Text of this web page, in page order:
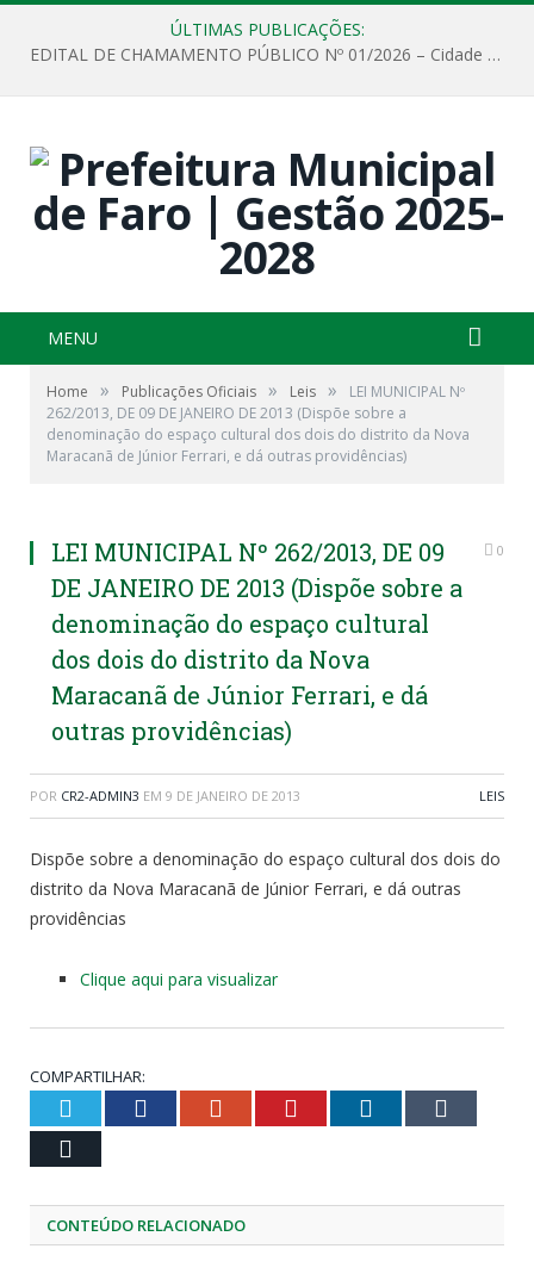
ÚLTIMAS PUBLICAÇÕES:
EDITAL DE CHAMAMENTO PÚBLICO Nº 01/2026 – Cidade de Faro
MENU
Home » Publicações Oficiais » Leis »
LEI MUNICIPAL Nº
262/2013, DE 09 DE JANEIRO DE 2013 (Dispõe sobre a
denominação do espaço cultural dos dois do distrito da Nova
Maracanã de Júnior Ferrari, e dá outras providências)
LEI MUNICIPAL Nº 262/2013, DE 09
DE JANEIRO DE 2013 (Dispõe sobre a
denominação do espaço cultural
dos dois do distrito da Nova
Maracanã de Júnior Ferrari, e dá
outras providências)
0
POR CR2-ADMIN3 EM 9 DE JANEIRO DE 2013 LEIS
Dispõe sobre a denominação do espaço cultural dos dois do
distrito da Nova Maracanã de Júnior Ferrari, e dá outras
providências
Clique aqui para visualizar
COMPARTILHAR:
Twitter Facebook Google+ Pinterest LinkedIn
CONTEÚDO RELACIONADO